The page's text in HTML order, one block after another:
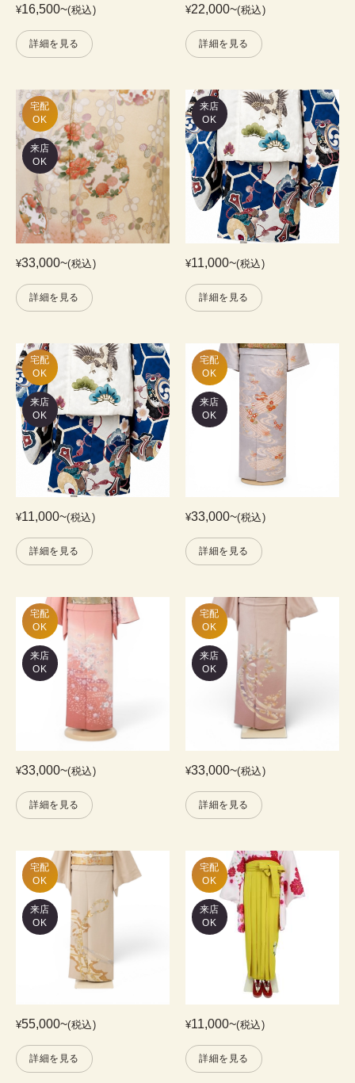
¥16,500~(税込)
詳細を見る
¥22,000~(税込)
詳細を見る
宅配
OK
来店
OK
¥33,000~(税込)
詳細を見る
来店
OK
¥11,000~(税込)
詳細を見る
宅配
OK
来店
OK
¥11,000~(税込)
詳細を見る
宅配
OK
来店
OK
¥33,000~(税込)
詳細を見る
宅配
OK
来店
OK
¥33,000~(税込)
詳細を見る
宅配
OK
来店
OK
¥33,000~(税込)
詳細を見る
宅配
OK
来店
OK
¥55,000~(税込)
詳細を見る
宅配
OK
来店
OK
¥11,000~(税込)
詳細を見る